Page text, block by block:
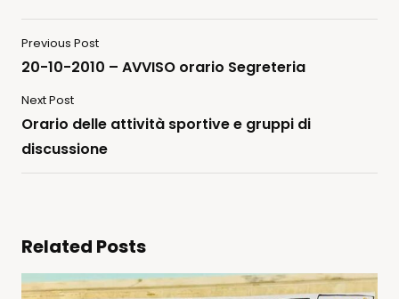
Previous Post
20-10-2010 – AVVISO orario Segreteria
Next Post
Orario delle attività sportive e gruppi di
discussione
Related Posts